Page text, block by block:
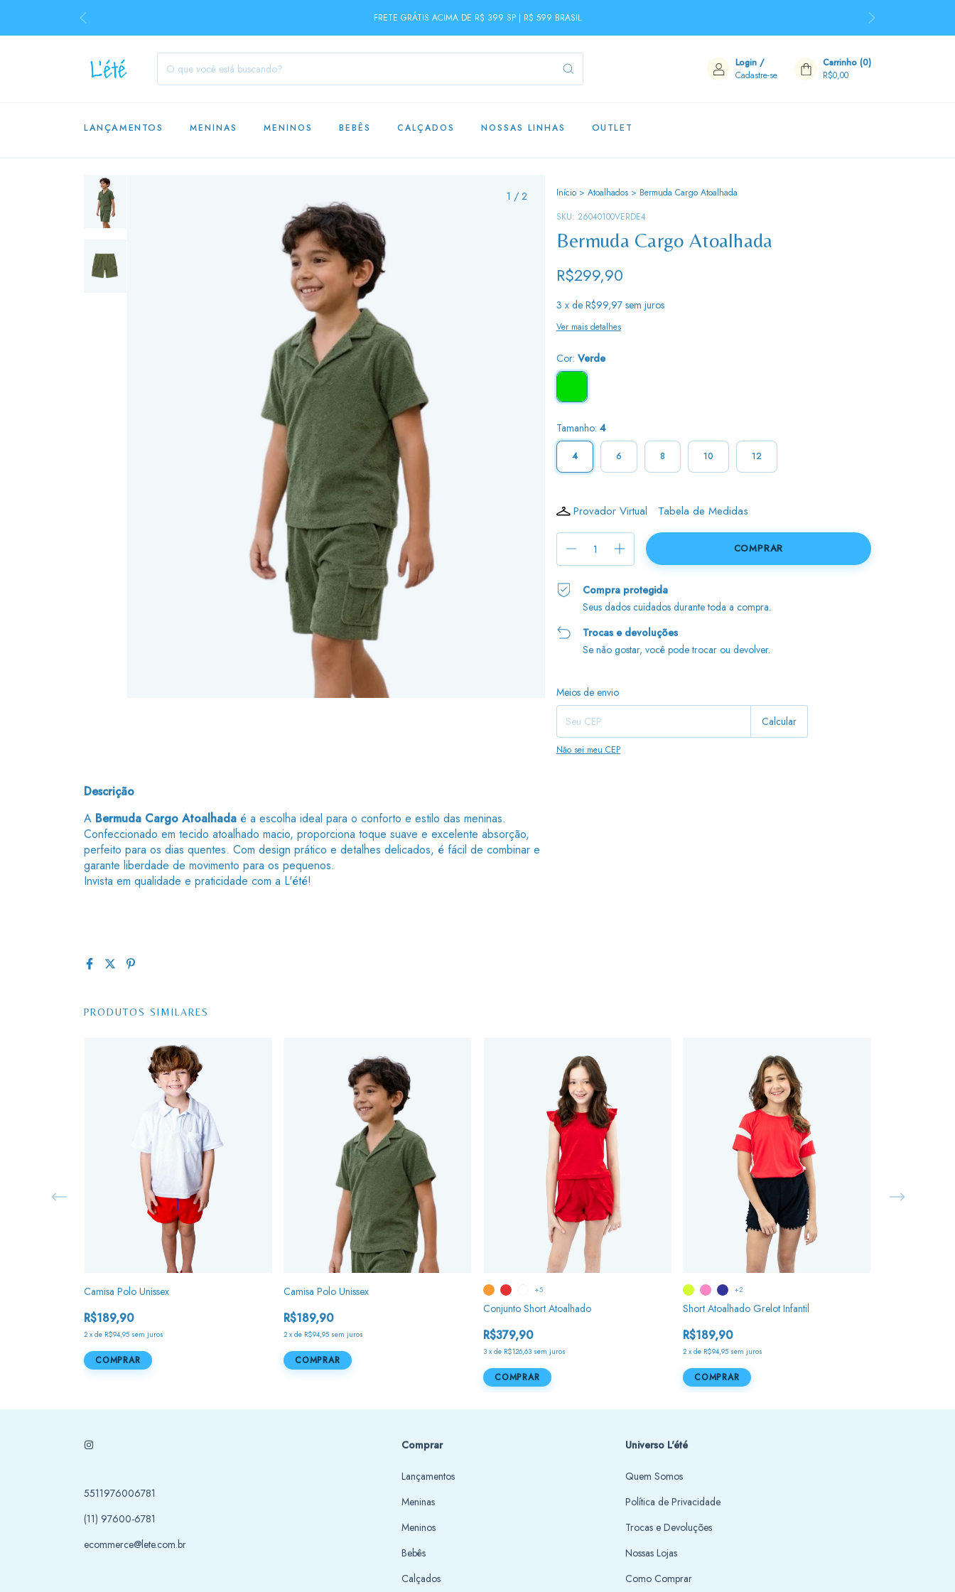
FRETE GRÁTIS ACIMA DE R$ 399 SP | R$ 599 BRASIL
Login /
Cadastre-se
Carrinho (0)
R$0,00
LANÇAMENTOS MENINAS MENINOS BEBÊS CALÇADOS NOSSAS LINHAS OUTLET
1 / 2 Início > Atoalhados > Bermuda Cargo Atoalhada
SKU: 26040100VERDE4
Bermuda Cargo Atoalhada
R$299,90
3 x de R$99,97 sem juros
Ver mais detalhes
Cor: Verde
Tamanho: 4
4 6 8 10 12
Provador Virtual Tabela de Medidas
Compra protegida
Seus dados cuidados durante toda a compra.
Trocas e devoluções
Se não gostar, você pode trocar ou devolver.
Entregas para o CEP:
Meios de envio
Calcular
Não sei meu CEP
Descrição
A Bermuda Cargo Atoalhada é a escolha ideal para o conforto e estilo das meninas.
Confeccionado em tecido atoalhado macio, proporciona toque suave e excelente absorção,
perfeito para os dias quentes. Com design prático e detalhes delicados, é fácil de combinar e
garante liberdade de movimento para os pequenos.
Invista em qualidade e praticidade com a L'été!
PRODUTOS SIMILARES
Camisa Polo Unissex
R$189,90
2 x de R$94,95 sem juros
COMPRAR
Camisa Polo Unissex
R$189,90
2 x de R$94,95 sem juros
COMPRAR
Conjunto Short Atoalhado
R$379,90
3 x de R$126,63 sem juros
+5
COMPRAR
Short Atoalhado Grelot Infantil
R$189,90
2 x de R$94,95 sem juros
+2
COMPRAR
5511976006781
(11) 97600-6781
ecommerce@lete.com.br
Comprar
Lançamentos
Meninas
Meninos
Bebês
Calçados
Universo L'été
Quem Somos
Política de Privacidade
Trocas e Devoluções
Nossas Lojas
Como Comprar